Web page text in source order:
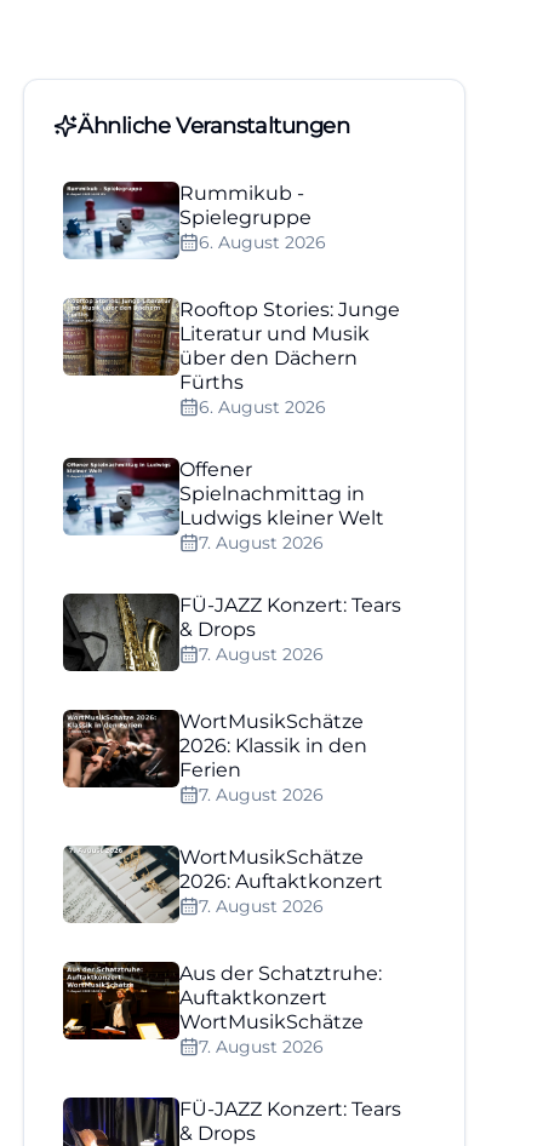
Ähnliche Veranstaltungen
Rummikub -
Spielegruppe
6. August 2026
Rooftop Stories: Junge
Literatur und Musik
über den Dächern
Fürths
6. August 2026
Offener
Spielnachmittag in
Ludwigs kleiner Welt
7. August 2026
FÜ-JAZZ Konzert: Tears
& Drops
7. August 2026
WortMusikSchätze
2026: Klassik in den
Ferien
7. August 2026
WortMusikSchätze
2026: Auftaktkonzert
7. August 2026
Aus der Schatztruhe:
Auftaktkonzert
WortMusikSchätze
7. August 2026
FÜ-JAZZ Konzert: Tears
& Drops